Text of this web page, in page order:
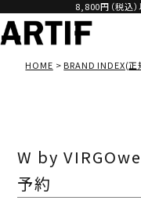
8,800円（税込
HOME BRAND INDEX(正
W by
予約